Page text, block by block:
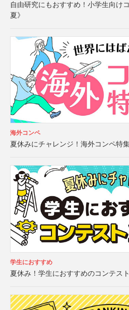
自由研究にもおすすめ！小学生向け
夏》
海外コンペ
夏休みにチャレンジ！海外コンペ特
学生におすすめ
夏休み！学生におすすめのコンテス